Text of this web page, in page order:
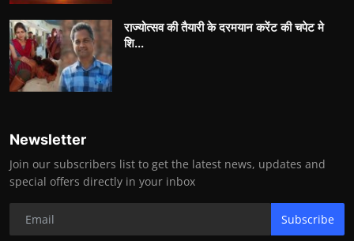
राज्योत्सव की तैयारी के दरमयान करेंट की चपेट मे
शि...
Newsletter
Join our subscribers list to get the latest news, updates and
special offers directly in your inbox
Subscribe